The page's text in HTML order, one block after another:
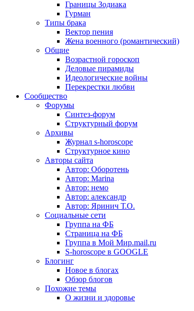
Границы Зодиака
Гурман
Типы брака
Вектор пения
Жена военного (романтический)
Общие
Возрастной гороскоп
Деловые пирамиды
Идеологические войны
Перекрестки любви
Сообщество
Форумы
Синтез-форум
Структурный форум
Архивы
Журнал s-horoscope
Структурное кино
Авторы сайта
Автор: Оборотень
Автор: Marina
Автор: немo
Автор: александр
Автор: Яринич Т.О.
Социальные сети
Группа на ФБ
Страница на ФБ
Группа в Мой Мир.mail.ru
S-horoscope в GOOGLE
Блогинг
Новое в блогах
Обзор блогов
Похожие темы
О жизни и здоровье